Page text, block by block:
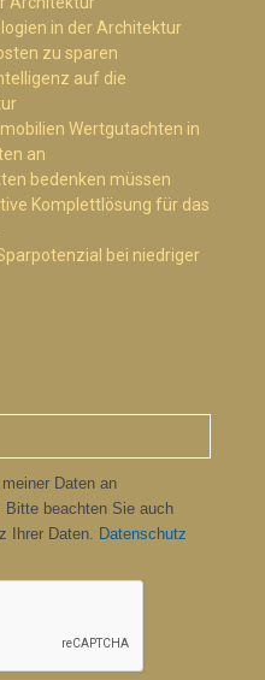
in der Architektur
zu sparen
auf die
Wertgutachten in
an
bedenken müssen
Komplettlösung für das
bei niedriger
Daten an
beachten Sie auch
Ihrer Daten. Datenschutz